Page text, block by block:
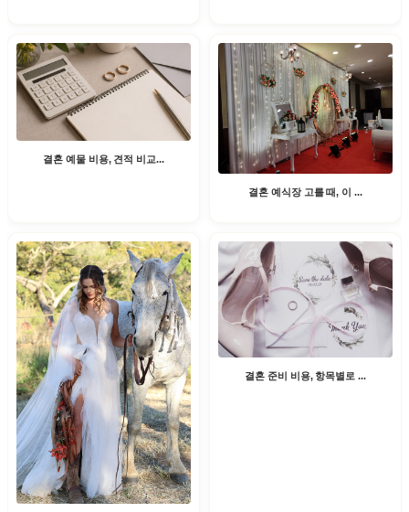
결혼 예물 비용, 견적 비교...
결혼 예식장 고를 때, 이 ...
결혼 준비 비용, 항목별로 ...